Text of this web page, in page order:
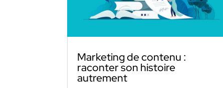
Marketing de contenu :
raconter son histoire
autrement